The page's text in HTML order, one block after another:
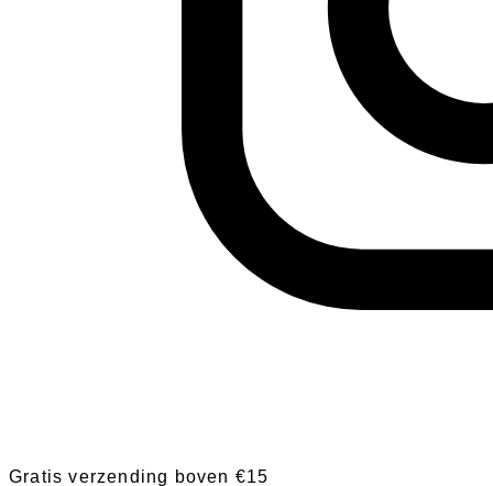
Gratis verzending boven €15